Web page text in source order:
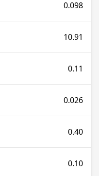
0.098
10.91
0.11
0.026
0.40
0.10